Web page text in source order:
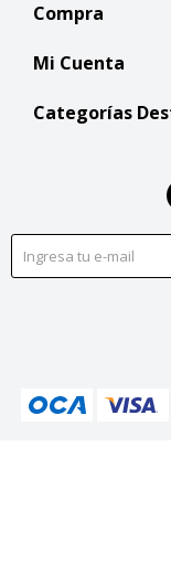
Compra
Mi Cuenta
Categorías